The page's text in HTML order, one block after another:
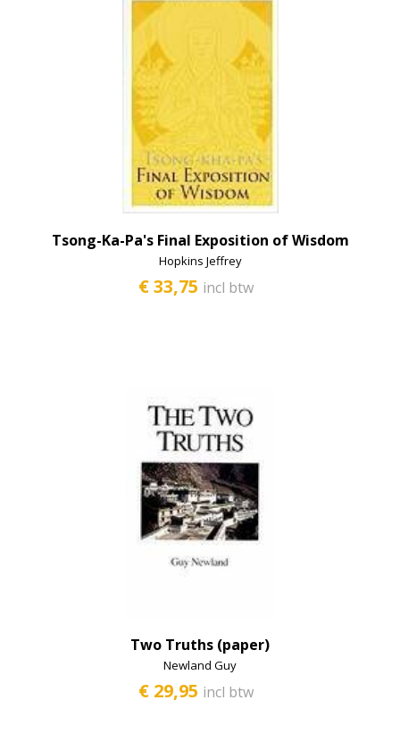
Tsong-Ka-Pa's Final Exposition of Wisdom
Hopkins Jeffrey
€ 33,75 incl btw
Two Truths (paper)
Newland Guy
€ 29,95 incl btw